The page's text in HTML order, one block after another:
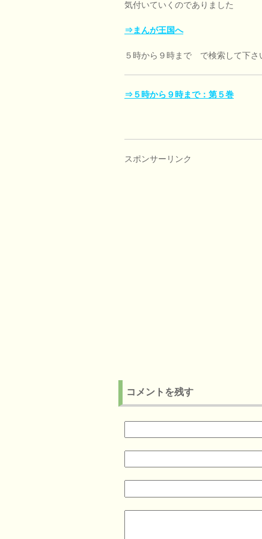
気付いていくのでありました
⇒まんが王国へ
５時から９時まで で検索して下さ
⇒５時から９時まで：第５巻
スポンサーリンク
コメントを残す